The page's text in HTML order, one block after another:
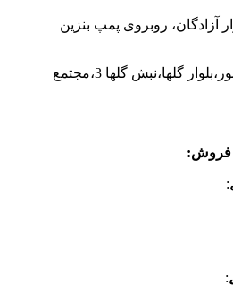
آزادگان، روبروی پمپ بنزین
خدمات پس از فروش :نیشابور،بلوار گلها،نبش گلها 3،مجتمع
فروش:
:
: